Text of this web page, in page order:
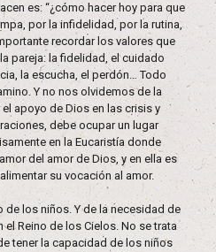
es: “¿cómo hacer hoy para que
por la infidelidad, por la rutina,
recordar los valores que
pareja: la fidelidad, el cuidado
la escucha, el perdón… Todo
Y no nos olvidemos de la
apoyo de Dios en las crisis y
debe ocupar un lugar
en la Eucaristía donde
del amor de Dios, y en ella es
su vocación al amor.
de los niños. Y de la necesidad de
el Reino de los Cielos. No se trata
tener la capacidad de los niños